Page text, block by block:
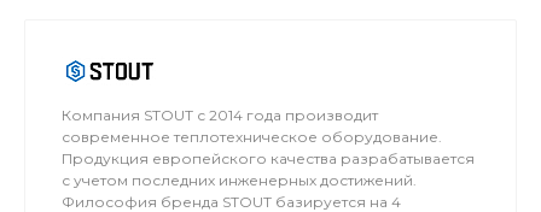
Компания STOUT с 2014 года производит
современное теплотехническое оборудование.
Продукция европейского качества разрабатывается
с учетом последних инженерных достижений.⁠
Философия бренда STOUT базируется на 4